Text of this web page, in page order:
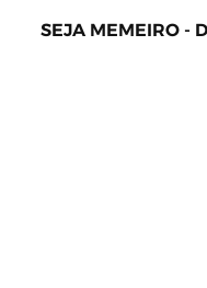
SEJA MEMEIRO -